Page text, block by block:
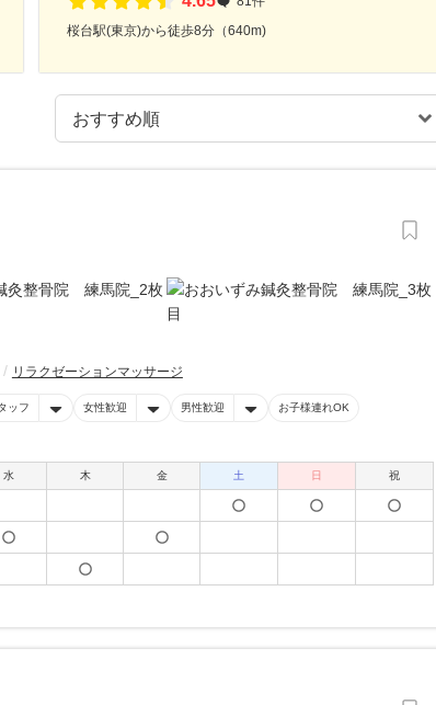
桜台駅(東京)から徒歩8分（640m)
リラクゼーションマッサージ
ッフ 女性歓迎 男性歓迎 お子様連れOK
水 木 金 土 日 祝